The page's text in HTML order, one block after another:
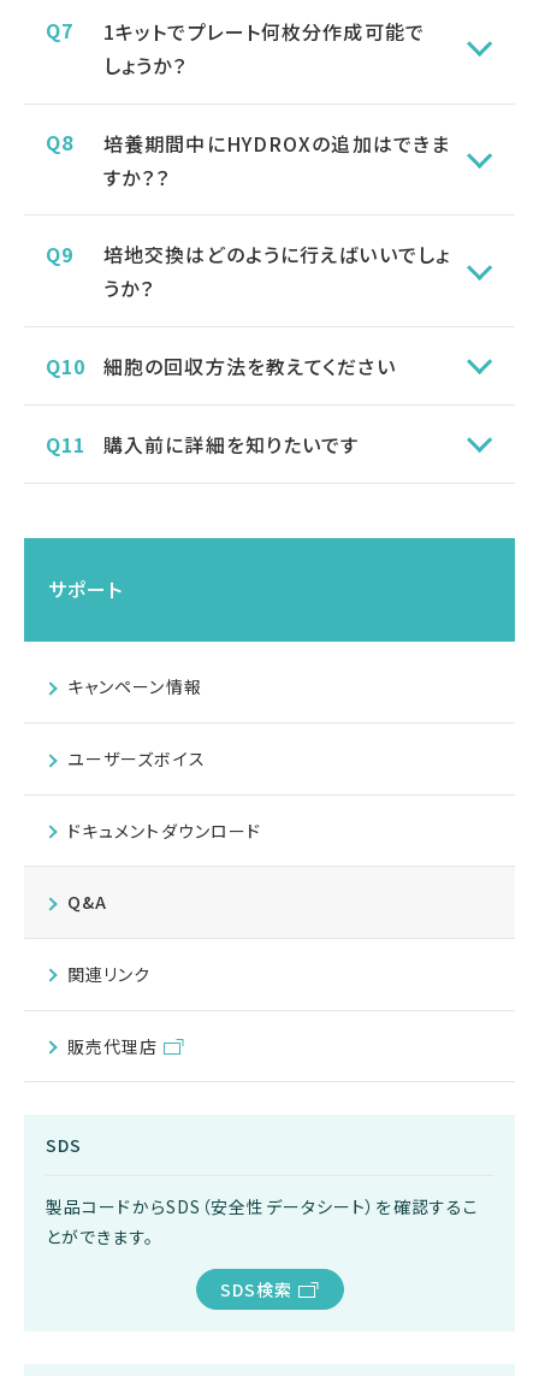
1キットでプレート何枚分作成可能で
しょうか？
培養期間中にHYDROXの追加はできま
すか？？
培地交換はどのように行えばいいでしょ
うか？
細胞の回収方法を教えてください
購入前に詳細を知りたいです
サポート
キャンペーン情報
ユーザーズボイス
ドキュメントダウンロード
Q&A
関連リンク
販売代理店
SDS
製品コードからSDS（安全性データシート）を確認するこ
とができます。
SDS検索